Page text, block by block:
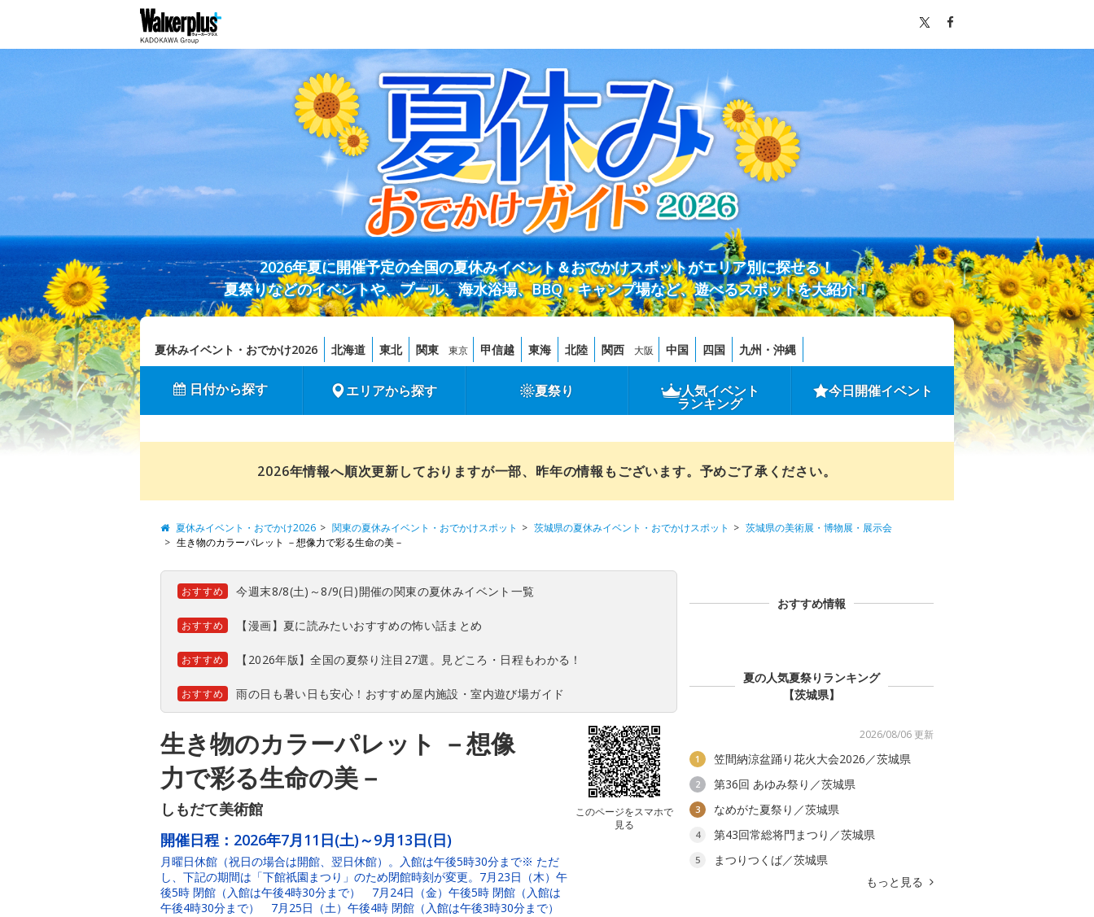
2026年夏に開催予定の全国の夏休みイベント＆おでかけスポットがエリア別に探せる！
夏祭りなどのイベントや、プール、海水浴場、BBQ・キャンプ場など、遊べるスポットを大紹介！
夏休みイベント・おでかけ2026 北海道 東北 関東 東京 甲信越 東海 北陸 関西 大阪 中国 四国 九州・沖縄
日付から探す エリアから探す 夏祭り 人気イベント
ランキング
今日開催イベント
2026年情報へ順次更新しておりますが一部、昨年の情報もございます。予めご了承ください。
夏休みイベント・おでかけ2026 関東の夏休みイベント・おでかけスポット 茨城県の夏休みイベント・おでかけスポット
茨城県の美術展・博物展・展示会
生き物のカラーパレット －想像力で彩る生命の美－
おすすめ 今週末8/8(土)～8/9(日)開催の関東の夏休みイベント一覧
おすすめ 【漫画】夏に読みたいおすすめの怖い話まとめ
おすすめ 【2026年版】全国の夏祭り注目27選。見どころ・日程もわかる！
おすすめ 雨の日も暑い日も安心！おすすめ屋内施設・室内遊び場ガイド
生き物のカラーパレット －想像
力で彩る生命の美－
しもだて美術館
このページをスマホで
見る
開催日程： 2026年7月11日(土)～9月13日(日)
月曜日休館（祝日の場合は開館、翌日休館）。入館は午後5時30分まで※ ただ
し、下記の期間は「下館祇園まつり」のため閉館時刻が変更。7月23日（木）午
後5時 閉館（入館は午後4時30分まで） 7月24日（金）午後5時 閉館（入館は
午後4時30分まで） 7月25日（土）午後4時 閉館（入館は午後3時30分まで）
おすすめ情報
夏の人気夏祭りランキング
【茨城県】
2026/08/06 更新
1 笠間納涼盆踊り花火大会2026／茨城県
2 第36回 あゆみ祭り／茨城県
3 なめがた夏祭り／茨城県
4 第43回常総将門まつり／茨城県
5
まつりつくば／茨城県
もっと見る